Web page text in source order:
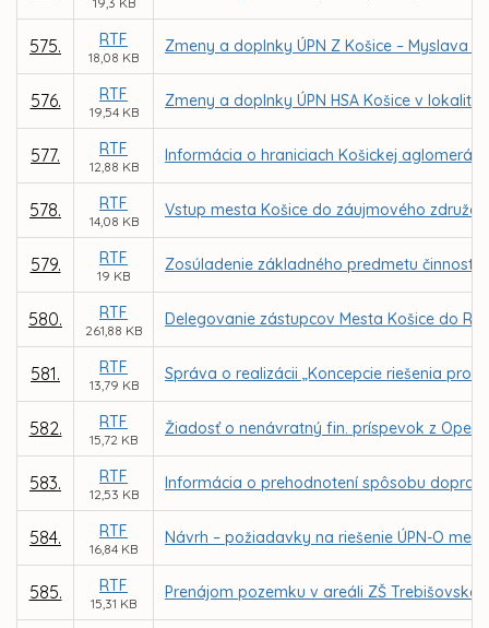
575. RTF
18,08 KB
Zmeny a doplnky ÚPN Z Košice – Myslava
576. RTF
19,54 KB
Zmeny a doplnky ÚPN HSA Košice v
577. RTF
12,88 KB
Informácia o hraniciach Košickej
578. RTF
14,08 KB
Vstup mesta Košice do záujmového
579. RTF
19 KB
Zosúladenie základného predmetu činnosti
580. RTF
261,88 KB
Delegovanie zástupcov Mesta Košice do
581. RTF
13,79 KB
Správa o realizácii „Koncepcie riešenia
582. RTF
15,72 KB
Žiadosť o nenávratný fin. príspevok z
583. RTF
12,53 KB
Informácia o prehodnotení spôsobu
584. RTF
16,84 KB
Návrh – požiadavky na riešenie ÚPN-O
585. RTF
15,31 KB
Prenájom pozemku v areáli ZŠ Trebišovská